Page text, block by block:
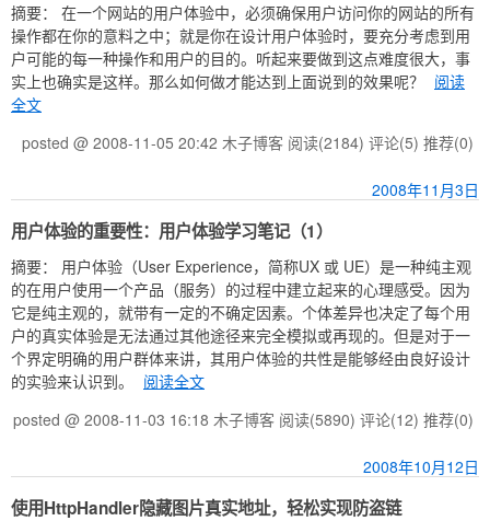
摘要： 在一个网站的用户体验中，必须确保用户访问你的网站的所有
操作都在你的意料之中；就是你在设计用户体验时，要充分考虑到用
户可能的每一种操作和用户的目的。听起来要做到这点难度很大，事
实上也确实是这样。那么如何做才能达到上面说到的效果呢？
阅读
全文
posted @ 2008-11-05 20:42 木子博客 阅读(2184) 评论(5) 推荐(0)
2008年11月3日
用户体验的重要性：用户体验学习笔记（1）
摘要： 用户体验（User Experience，简称UX 或 UE）是一种纯主观
的在用户使用一个产品（服务）的过程中建立起来的心理感受。因为
它是纯主观的，就带有一定的不确定因素。个体差异也决定了每个用
户的真实体验是无法通过其他途径来完全模拟或再现的。但是对于一
个界定明确的用户群体来讲，其用户体验的共性是能够经由良好设计
的实验来认识到。
阅读全文
posted @ 2008-11-03 16:18 木子博客 阅读(5890) 评论(12) 推荐(0)
2008年10月12日
使用HttpHandler隐藏图片真实地址，轻松实现防盗链